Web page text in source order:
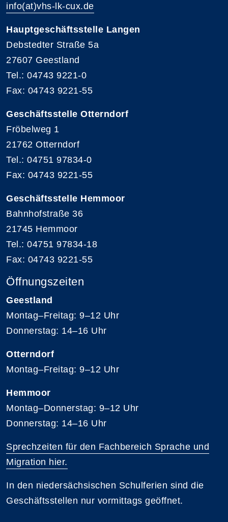
info(at)vhs-lk-cux.de
Hauptgeschäftsstelle Langen
Debstedter Straße 5a
27607 Geestland
Tel.: 04743 9221-0
Fax: 04743 9221-55
Geschäftsstelle Otterndorf
Fröbelweg 1
21762 Otterndorf
Tel.: 04751 97834-0
Fax: 04743 9221-55
Geschäftsstelle Hemmoor
Bahnhofstraße 36
21745 Hemmoor
Tel.: 04751 97834-18
Fax: 04743 9221-55
Öffnungszeiten
Geestland
Montag–Freitag: 9–12 Uhr
Donnerstag: 14–16 Uhr
Otterndorf
Montag–Freitag: 9–12 Uhr
Hemmoor
Montag–Donnerstag: 9–12 Uhr
Donnerstag: 14–16 Uhr
Sprechzeiten für den Fachbereich Sprache und
Migration hier.
In den niedersächsischen Schulferien sind die
Geschäftsstellen nur vormittags geöffnet.